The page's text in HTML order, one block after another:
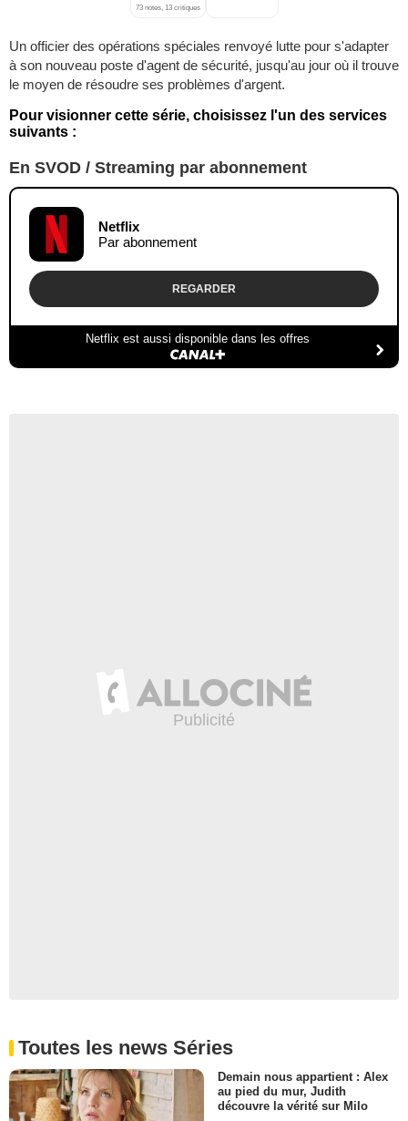
73 notes, 13 critiques
Un officier des opérations spéciales renvoyé lutte pour s'adapter
à son nouveau poste d'agent de sécurité, jusqu'au jour où il trouve
le moyen de résoudre ses problèmes d'argent.
Pour visionner cette série, choisissez l'un des services
suivants :
En SVOD / Streaming par abonnement
Netflix
Par abonnement
REGARDER
Netflix est aussi disponible dans les offres
Toutes les news Séries
Demain nous appartient : Alex
au pied du mur, Judith
découvre la vérité sur Milo